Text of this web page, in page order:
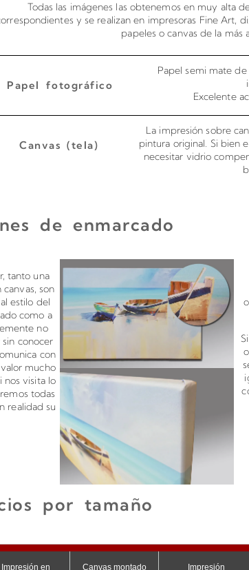
Todas las imágenes las obtenemos en muy alta
y se realizan en impresoras Fine Art,
papeles o canvas de la más
Papel fotográfico
Papel semi mate
Excelente
Canvas (tela)
La impresión sobre
pintura original. Si bien
necesitar vidrio
de enmarcado
tanto una
son
estilo del
como a
no
conocer
con
mucho
nos visita lo
todas
realidad su
por tamaño